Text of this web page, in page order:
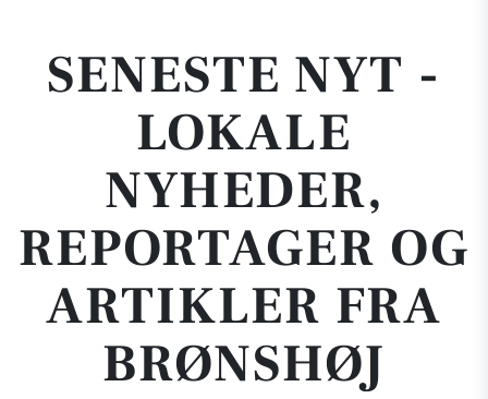
SENESTE NYT -
LOKALE
NYHEDER,
REPORTAGER OG
ARTIKLER FRA
BRØNSHØJ